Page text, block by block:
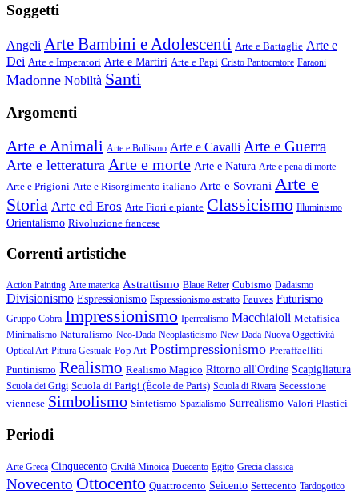
Soggetti
Angeli Arte Bambini e Adolescenti Arte e Battaglie Arte e
Dei Arte e Imperatori Arte e Martiri Arte e Papi Cristo Pantocratore Faraoni
Madonne Nobiltà Santi
Argomenti
Arte e Animali Arte e Bullismo Arte e Cavalli Arte e Guerra
Arte e letteratura Arte e morte Arte e Natura Arte e pena di morte
Arte e Prigioni Arte e Risorgimento italiano Arte e Sovrani Arte e
Storia Arte ed Eros Arte Fiori e piante Classicismo Illuminismo
Orientalismo Rivoluzione francese
Correnti artistiche
Action Painting Arte materica Astrattismo Blaue Reiter Cubismo Dadaismo
Divisionismo Espressionismo Espressionismo astratto Fauves Futurismo
Gruppo Cobra Impressionismo Iperrealismo Macchiaioli Metafisica
Minimalismo Naturalismo Neo-Dada Neoplasticismo New Dada Nuova Oggettività
Optical Art Pittura Gestuale Pop Art Postimpressionismo Preraffaelliti
Puntinismo Realismo Realismo Magico Ritorno all'Ordine Scapigliatura
Scuola dei Grigi Scuola di Parigi (École de Paris) Scuola di Rivara Secessione
viennese Simbolismo Sintetismo Spazialismo Surrealismo Valori Plastici
Periodi
Arte Greca Cinquecento Civiltà Minoica Duecento Egitto Grecia classica
Novecento Ottocento Quattrocento Seicento Settecento Tardogotico